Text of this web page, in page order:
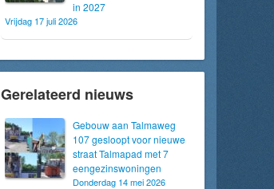
in 2027
Vrijdag 17 juli 2026
Gerelateerd nieuws
Gebouw aan Talmaweg
107 gesloopt voor nieuwe
straat Talmapad met 7
eengezinswoningen
Donderdag 14 mei 2026